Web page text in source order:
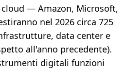
— Amazon, Microsoft,
nel 2026 circa 725
data center e
all'anno precedente).
digitali funzioni